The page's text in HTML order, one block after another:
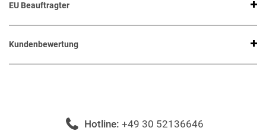
EU Beauftragter
Kundenbewertung
Hotline: +49 30 52136646